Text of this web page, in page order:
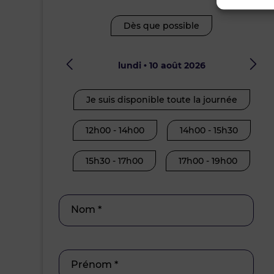
Dès que possible
lundi • 10 août 2026
Je suis disponible toute la journée
12h00 - 14h00 14h00 - 15h30
15h30 - 17h00 17h00 - 19h00
Nom *
Prénom *